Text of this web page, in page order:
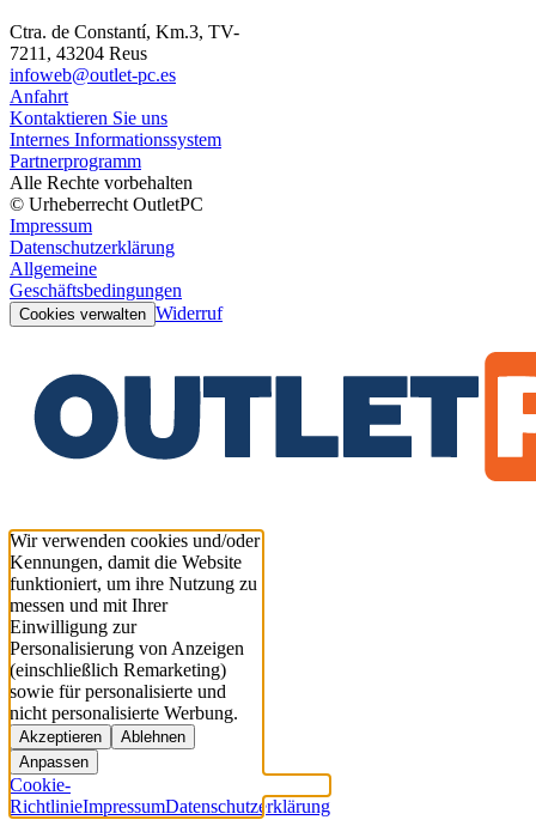
Ctra. de Constantí, Km.3, TV-
7211, 43204 Reus
infoweb@outlet-pc.es
Anfahrt
Kontaktieren Sie uns
Internes Informationssystem
Partnerprogramm
Alle Rechte vorbehalten
© Urheberrecht OutletPC
Impressum
Datenschutzerklärung
Allgemeine
Geschäftsbedingungen
Cookies verwalten Widerruf
Wir verwenden cookies und/oder
Kennungen, damit die Website
funktioniert, um ihre Nutzung zu
messen und mit Ihrer
Einwilligung zur
Personalisierung von Anzeigen
(einschließlich Remarketing)
sowie für personalisierte und
nicht personalisierte Werbung.
Akzeptieren
Ablehnen
Anpassen
Cookie-
RichtlinieImpressumDatenschutzerklärung